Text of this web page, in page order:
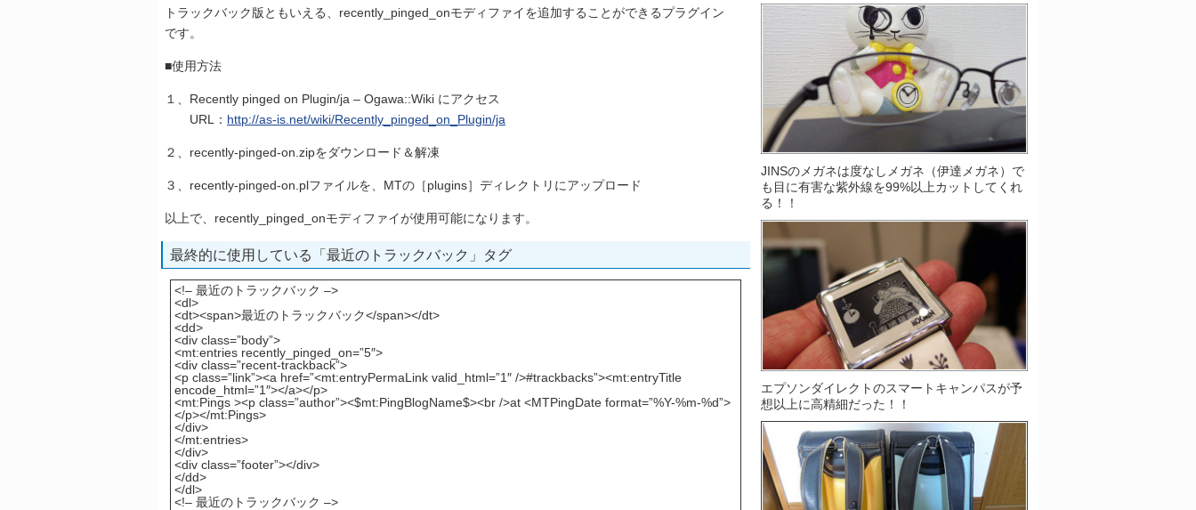
トラックバック版ともいえる、recently_pinged_onモディファイを追加することができるプラグイン
です。
■使用方法
１、Recently pinged on Plugin/ja – Ogawa::Wiki にアクセス
URL： http://as-is.net/wiki/Recently_pinged_on_Plugin/ja
２、recently-pinged-on.zipをダウンロード＆解凍
３、recently-pinged-on.plファイルを、MTの［plugins］ディレクトリにアップロード
以上で、recently_pinged_onモディファイが使用可能になります。
最終的に使用している「最近のトラックバック」タグ
<!– 最近のトラックバック –>
<dl>
<dt><span>最近のトラックバック</span></dt>
<dd>
<div class=”body”>
<mt:entries recently_pinged_on=”5″>
<div class=”recent-trackback”>
<p class=”link”><a href=”<mt:entryPermaLink valid_html=”1″ />#trackbacks”><mt:entryTitle
encode_html=”1″></a></p>
<mt:Pings ><p class=”author”><$mt:PingBlogName$><br />at <MTPingDate format=”%Y-%m-%d”>
</p></mt:Pings>
</div>
</mt:entries>
</div>
<div class=”footer”></div>
</dd>
</dl>
<!– 最近のトラックバック –>
JINSのメガネは度なしメガネ（伊達メガネ）で
も目に有害な紫外線を99%以上カットしてくれ
る！！
エプソンダイレクトのスマートキャンパスが予
想以上に高精細だった！！